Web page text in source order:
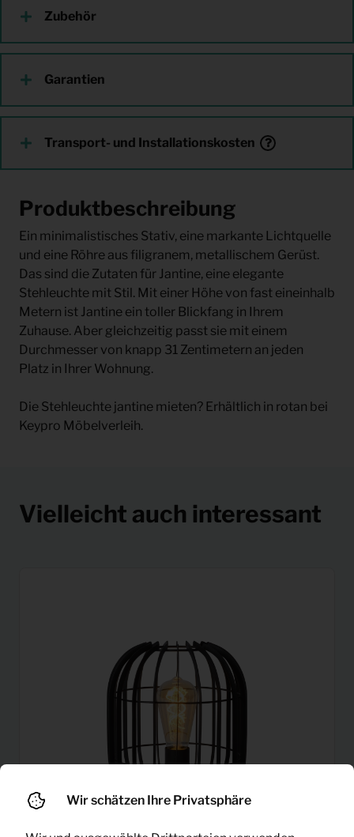
Zubehör
Garantien
Transport- und Installationskosten
Produktbeschreibung
Ein minimalistisches Stativ, eine markante Lichtquelle
und eine Röhre aus filigranem, metallischem Gerüst.
Das sind die Zutaten für Jantine, eine elegante
Stehleuchte mit Stil. Mit einer Höhe von fast eineinhalb
Metern ist Jantine ein toller Blickfang in Ihrem
Zuhause. Aber gleichzeitig passt sie mit einem
Durchmesser von knapp 31 Zentimetern an jeden
Platz in Ihrer Wohnung.
Die Stehleuchte jantine mieten? Erhältlich in rotan bei
Keypro Möbelverleih.
Vielleicht auch interessant
Wir schätzen Ihre Privatsphäre